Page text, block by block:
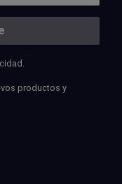
productos y